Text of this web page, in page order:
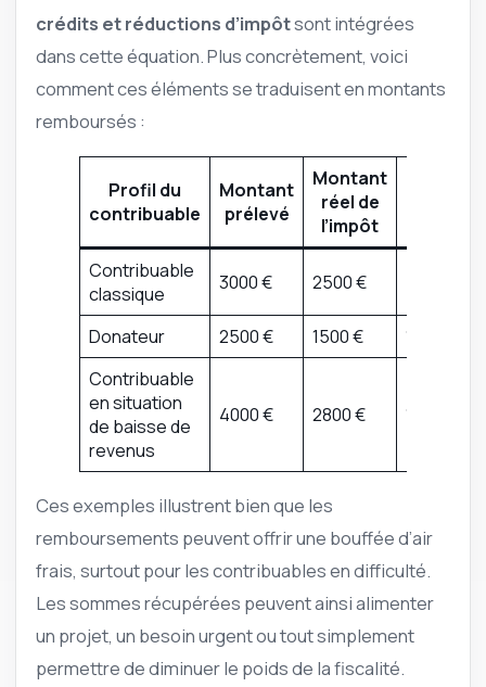
crédits et réductions d’impôtsont intégrées
dans cette équation. Plus concrètement, voici
comment ces éléments se traduisent en montants
remboursés :
Profil du
contribuable
Montant
prélevé
Montant
réel de
l’impôt
Contribuable
classique
3000 € 2500 €
Donateur 2500 € 1500 €
1000 €
Contribuable
en situation
de baisse de
revenus
4000 € 2800 € 1200 €
Ces exemples illustrent bien que les
remboursements peuvent offrir une bouffée d’air
frais, surtout pour les contribuables en difficulté.
Les sommes récupérées peuvent ainsi alimenter
un projet, un besoin urgent ou tout simplement
permettre de diminuer le poids de la fiscalité.